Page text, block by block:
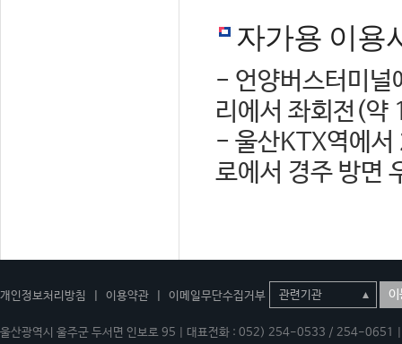
자가용 이용
- 언양버스터미널
리에서 좌회전(약
- 울산KTX역에서
로에서 경주 방면
개인정보처리방침 이용약관 이메일무단수집거부 이
울산광역시 울주군 두서면 인보로 95 | 대표전화 : 052) 254-0533 / 254-